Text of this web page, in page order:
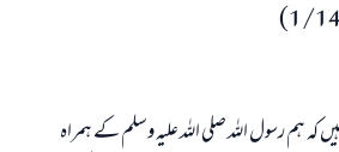
ہیں کہ ہم رسول اللہ صلی اللہ علیہ وسلم کے ہمراہ